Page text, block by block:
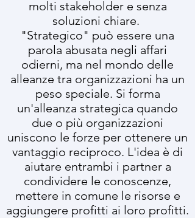
molti stakeholder e senza
soluzioni chiare.
"Strategico" può essere una
parola abusata negli affari
odierni, ma nel mondo delle
alleanze tra organizzazioni ha un
peso speciale. Si forma
un'alleanza strategica quando
due o più organizzazioni
uniscono le forze per ottenere un
vantaggio reciproco. L'idea è di
aiutare entrambi i partner a
condividere le conoscenze,
mettere in comune le risorse e
aggiungere profitti ai loro profitti.